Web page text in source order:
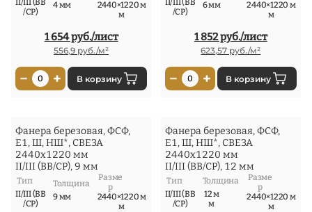
/СР)
4 мм
2440×1220 м
м
1 654 руб./лист
556,9 руб./м²
− 0 + В корзину
/СР)
6 мм
2440×1220 м
м
1 852 руб./лист
623,57 руб./м²
− 0 + В корзину
Фанера березовая, ФСФ,
Е1, Ш, НШ*, СВЕЗА
2440x1220 мм
II/III (ВВ/СР), 9 мм
Тип
II/III (ВВ
/СР)
Толщина
9 мм
Разме
р
2440×1220 м
м
Фанера березовая, ФСФ,
Е1, Ш, НШ*, СВЕЗА
2440x1220 мм
II/III (ВВ/СР), 12 мм
Тип
II/III (ВВ
/СР)
Толщина
12 м
м
Разме
р
2440×1220 м
м